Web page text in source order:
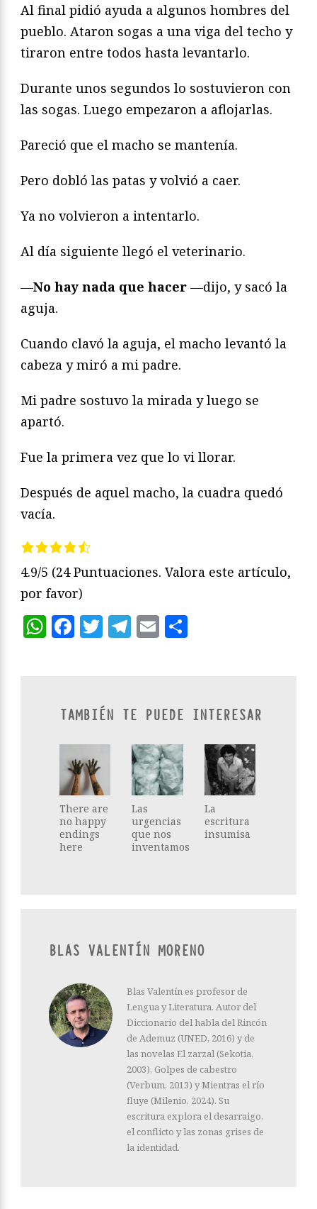
Al final pidió ayuda a algunos hombres del
pueblo. Ataron sogas a una viga del techo y
tiraron entre todos hasta levantarlo.
Durante unos segundos lo sostuvieron con
las sogas. Luego empezaron a aflojarlas.
Pareció que el macho se mantenía.
Pero dobló las patas y volvió a caer.
Ya no volvieron a intentarlo.
Al día siguiente llegó el veterinario.
—No hay nada que hacer —dijo, y sacó la
aguja.
Cuando clavó la aguja, el macho levantó la
cabeza y miró a mi padre.
Mi padre sostuvo la mirada y luego se
apartó.
Fue la primera vez que lo vi llorar.
Después de aquel macho, la cuadra quedó
vacía.
4.9/5 (24 Puntuaciones. Valora este artículo,
por favor)
WhatsApp
Facebook
Twitter
Telegram
Email
TAMBIÉN TE PUEDE INTERESAR
There are
no happy
endings
here
Las
urgencias
que nos
inventamos
La
escritura
insumisa
BLAS VALENTÍN MORENO
Blas Valentín es profesor de
Lengua y Literatura. Autor del
Diccionario del habla del Rincón
de Ademuz (UNED, 2016) y de
las novelas El zarzal (Sekotia,
2003), Golpes de cabestro
(Verbum, 2013) y Mientras el río
fluye (Milenio, 2024). Su
escritura explora el desarraigo,
el conflicto y las zonas grises de
la identidad.